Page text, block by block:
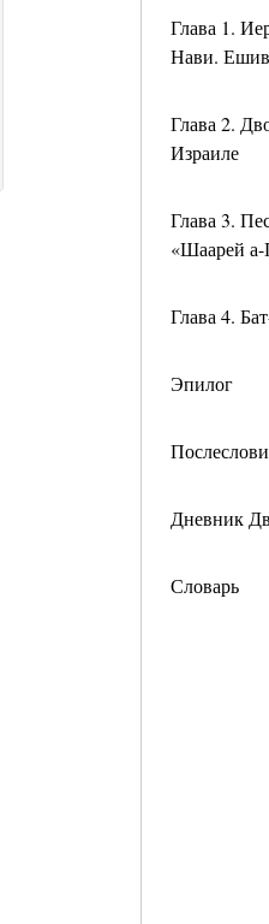
Глава 1.
Нави.
Глава 2.
Израиле
Глава 3.
«Шаарей а-
Глава 4.
Эпилог
Дневник
Словарь